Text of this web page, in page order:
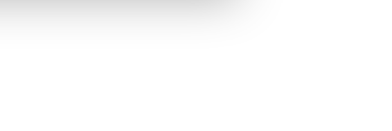
für soziale Medien anbieten zu können
zu Ihrer Verwendung unserer
oder die sie im Rahmen Ihrer Nutzung